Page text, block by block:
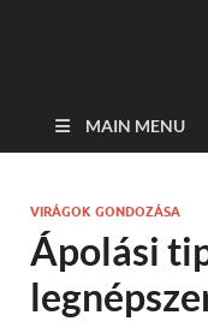
MAIN MENU
VIRÁGOK GONDOZÁSA
Ápolási